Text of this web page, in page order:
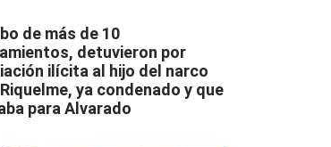
de más de 10
detuvieron por
ilícita al hijo del narco
ya condenado y que
para Alvarado